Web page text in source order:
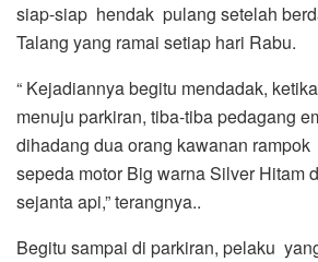
siap-siap hendak pulang setelah
Talang yang ramai setiap hari Rabu.
“ Kejadiannya begitu mendadak,
menuju parkiran, tiba-tiba pedagang
dihadang dua orang kawanan
sepeda motor Big warna Silver Hitam
sejanta api,” terangnya..
Begitu sampai di parkiran, pelaku